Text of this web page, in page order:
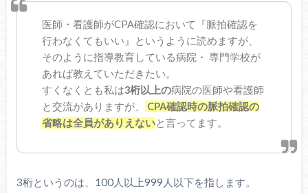
医師・看護師がCPA確認において『脈拍確認を
行わなくてもいい』というように読めますが、
そのように指導教育している病院・ 専門学校が
あれば教えていただきたい。
すくなくとも私は3桁以上の病院の医師や看護師
と交流がありますが、
CPA確認時の脈拍確認の
省略は全員がありえないと言ってます。
3桁というのは、100人以上999人以下を指します。